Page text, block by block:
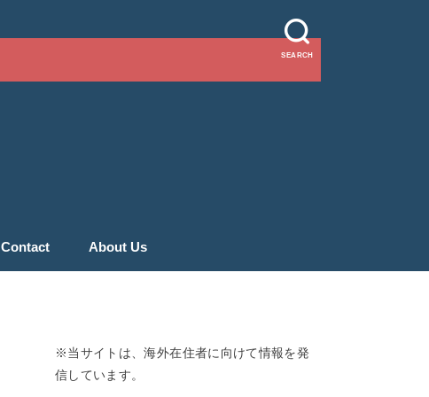
SEARCH
Contact About Us
※当サイトは、海外在住者に向けて情報を発
信しています。